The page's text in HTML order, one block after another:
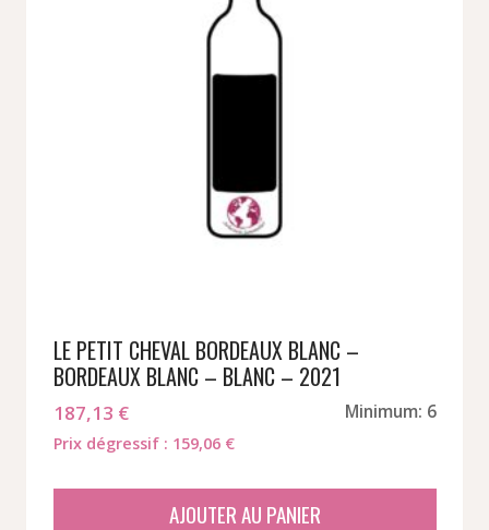
LE PETIT CHEVAL BORDEAUX BLANC –
BORDEAUX BLANC – BLANC – 2021
187,13 € Minimum: 6
Prix dégressif : 159,06 €
AJOUTER AU PANIER